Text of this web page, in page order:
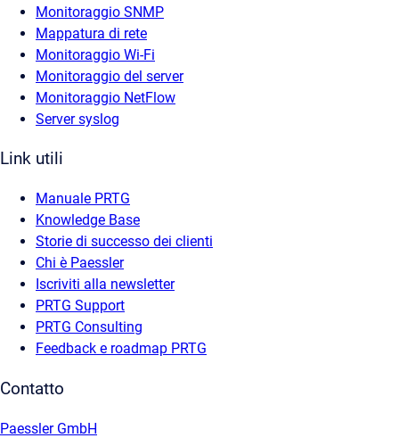
Monitoraggio SNMP
Mappatura di rete
Monitoraggio Wi-Fi
Monitoraggio del server
Monitoraggio NetFlow
Server syslog
Link utili
Manuale PRTG
Knowledge Base
Storie di successo dei clienti
Chi è Paessler
Iscriviti alla newsletter
PRTG Support
PRTG Consulting
Feedback e roadmap PRTG
Contatto
Paessler GmbH